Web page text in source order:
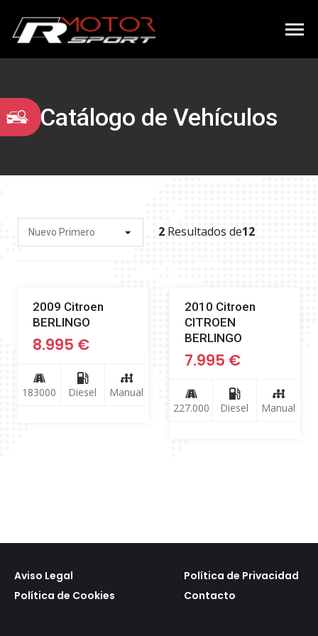
Catálogo de Vehículos
Nuevo Primero 2 Resultados de12
2009 Citroen
BERLINGO
8.995 €
183000 Diesel Manual
2010 Citroen
CITROEN
BERLINGO
7.995 €
227.000 Diesel Manual
Aviso Legal
Política de Privacidad
Política de Cookies
Contacto